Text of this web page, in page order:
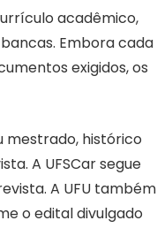
acadêmico,
Embora cada
exigidos, os
mestrado, histórico
A UFSCar segue
A UFU também
o edital divulgado